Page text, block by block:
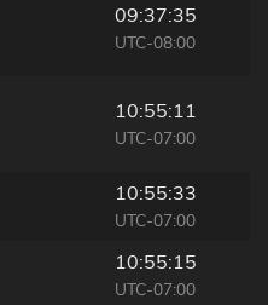
09:37:35
UTC-08:00
10:55:11
UTC-07:00
10:55:33
UTC-07:00
10:55:15
UTC-07:00